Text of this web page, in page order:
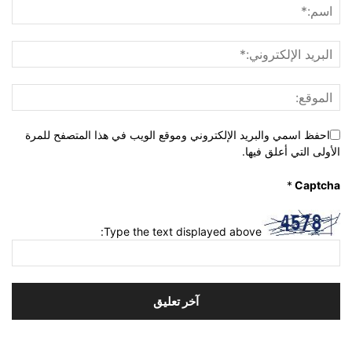
احفظ اسمي والبريد الإلكتروني وموقع الويب في هذا المتصفح للمرة
الأولى التي أعلق فيها.
Captcha
*
Type the text displayed above: